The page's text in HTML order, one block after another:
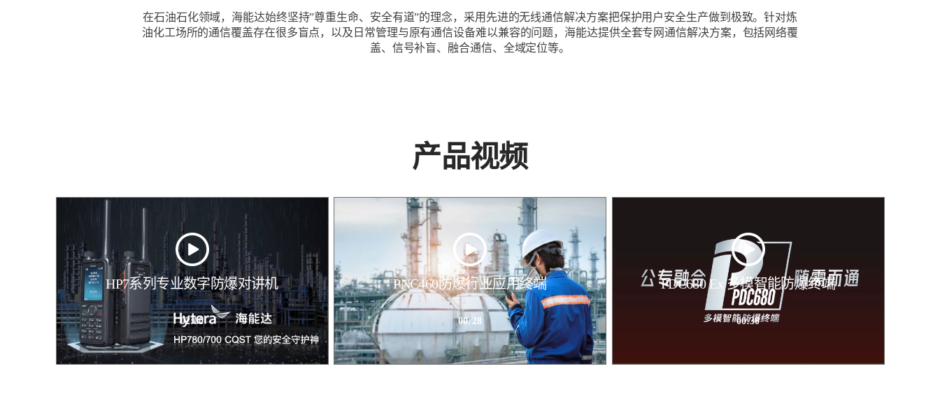
在石油石化领域，海能达始终坚持”尊重生命、安全有道”的理念，采用先进的无线通信解决方案把保护用户安全生产做到极致。针对炼
油化工场所的通信覆盖存在很多盲点，以及日常管理与原有通信设备难以兼容的问题，海能达提供全套专网通信解决方案，包括网络覆
盖、信号补盲、融合通信、全域定位等。
产品视频
HP7系列专业数字防爆对讲机
02:00
PNC460防爆行业应用终端
00:28
PDC680 Ex 多模智能防爆终端
00:30